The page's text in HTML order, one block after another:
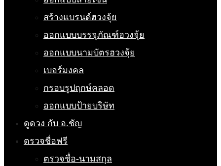
สร้างแบรนด์ฮวงจุ้ย
ออกแบบบรรจุภัณฑ์ฮวงจุ้ย
ออกแบบนามบัตรฮวงจุ้ย
เบอร์มงคล
กรอบรูปฤกษ์คลอด
ออกแบบป้ายบริษัท
ดูดวง กับ อ.ชัญ
ตรวจชื่อฟรี
ตรวจชื่อ-นามสกุล